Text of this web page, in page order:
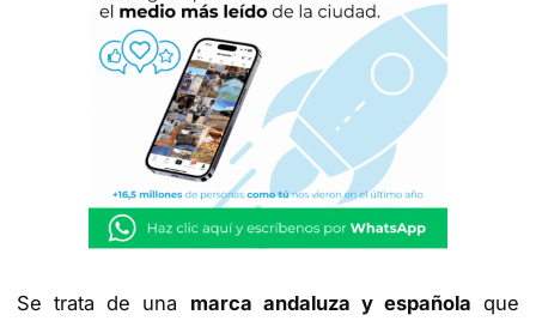
Se trata de una marca andaluza y española que